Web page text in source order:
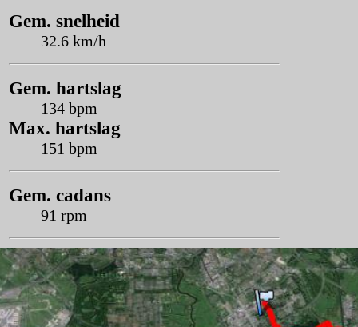
Gem. snelheid
32.6 km/h
Gem. hartslag
134 bpm
Max. hartslag
151 bpm
Gem. cadans
91 rpm